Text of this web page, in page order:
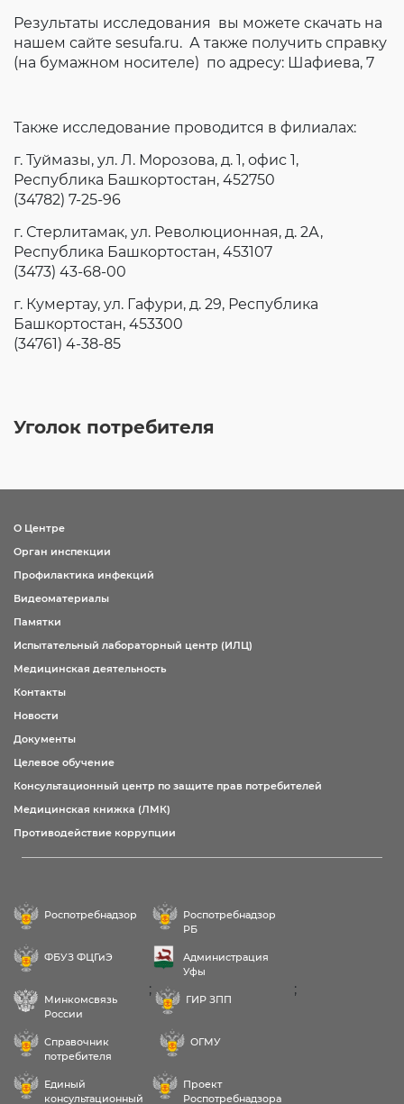
Результаты исследования вы можете скачать на
нашем сайте sesufa.ru. А также получить справку
(на бумажном носителе) по адресу: Шафиева, 7
Также исследование проводится в филиалах:
г. Туймазы, ул. Л. Морозова, д. 1, офис 1,
Республика Башкортостан, 452750
(34782) 7-25-96
г. Стерлитамак, ул. Революционная, д. 2А,
Республика Башкортостан, 453107
(3473) 43-68-00
г. Кумертау, ул. Гафури, д. 29, Республика
Башкортостан, 453300
(34761) 4-38-85
Уголок потребителя
О Центре
Орган инспекции
Профилактика инфекций
Видеоматериалы
Памятки
Испытательный лабораторный центр (ИЛЦ)
Медицинская деятельность
Контакты
Новости
Документы
Целевое обучение
Консультационный центр по защите прав потребителей
Медицинская книжка (ЛМК)
Противодействие коррупции
Роспотребнадзор
Роспотребнадзор
РБ
ФБУЗ ФЦГиЭ
Администрация
Уфы
Минкомсвязь
России
;
ГИР ЗПП
;
Справочник
потребителя
ОГМУ
Единый
консультационный
Проект
Роспотребнадзора